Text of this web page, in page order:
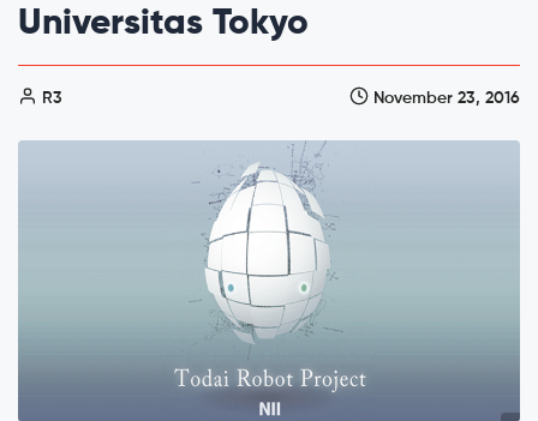
Universitas Tokyo
R3 November 23, 2016